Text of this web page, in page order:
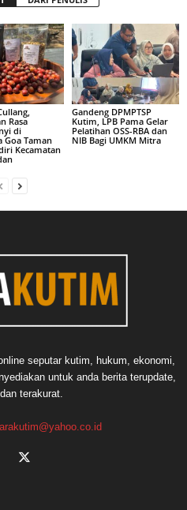
Rasa
di
Goa Taman
Kecamatan
Gandeng DPMPTSP
Kutim, LPB Pama Gelar
Pelatihan OSS-RBA dan
NIB Bagi UMKM Mitra
seputar kutim, hukum, ekonomi,
untuk anda berita terupdate,
terakurat.